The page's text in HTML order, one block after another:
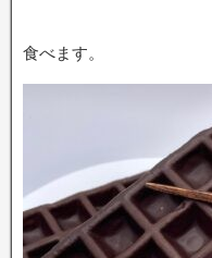
食べます。